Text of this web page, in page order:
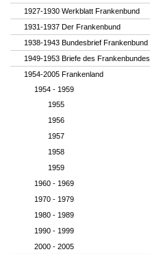
1927-1930 Werkblatt Frankenbund
1931-1937 Der Frankenbund
1938-1943 Bundesbrief Frankenbund
1949-1953 Briefe des Frankenbundes
1954-2005 Frankenland
1954 - 1959
1955
1956
1957
1958
1959
1960 - 1969
1970 - 1979
1980 - 1989
1990 - 1999
2000 - 2005